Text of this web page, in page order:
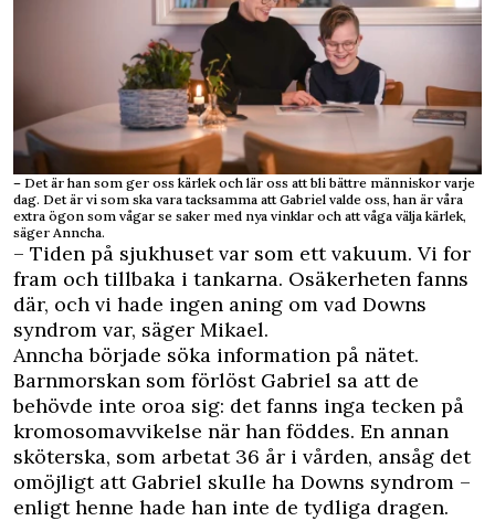
– Det är han som ger oss kärlek och lär oss att bli bättre människor varje
dag. Det är vi som ska vara tacksamma att Gabriel valde oss, han är våra
extra ögon som vågar se saker med nya vinklar och att våga välja kärlek,
säger Anncha.
– Tiden på sjukhuset var som ett vakuum. Vi for
fram och tillbaka i tankarna. Osäkerheten fanns
där, och vi hade ingen aning om vad Downs
syndrom var, säger Mikael.
Anncha började söka information på nätet.
Barnmorskan som förlöst Gabriel sa att de
behövde inte oroa sig: det fanns inga tecken på
kromosomavvikelse när han föddes. En annan
sköterska, som arbetat 36 år i vården, ansåg det
omöjligt att Gabriel skulle ha Downs syndrom –
enligt henne hade han inte de tydliga dragen.